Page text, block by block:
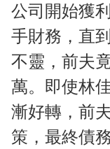
公司開始獲
手財務，直
不靈，前夫
萬。即使林
漸好轉，前
策，最終債